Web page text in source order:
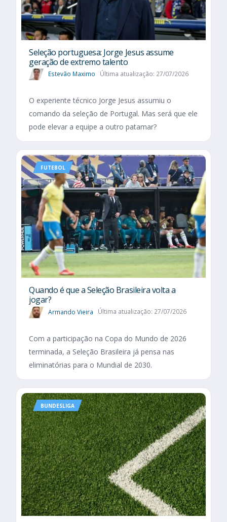
Seleção portuguesa: Jorge Jesus assume
geração de extremo talento
Estevão Maximo Última atualização: 27/07/2026
O experiente técnico Jorge Jesus assumiu o
comando da seleção de Portugal. Mas será que ele
pode elevar a equipe a outro patamar?
FUTEBOL
Quando é que a Seleção Brasileira volta a
jogar?
Armando Vieira Última atualização: 27/07/2026
Com a participação na Copa do Mundo de 2026
terminada, a Seleção Brasileira já pensa nas
eliminatórias para o Mundial de 2030.
BUNDESLIGA